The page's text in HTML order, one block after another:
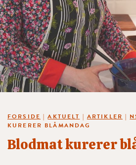
FORSIDE |AKTUELT | ARTIKLER |
KURERER BLÅMANDAG
Blodmat kurerer